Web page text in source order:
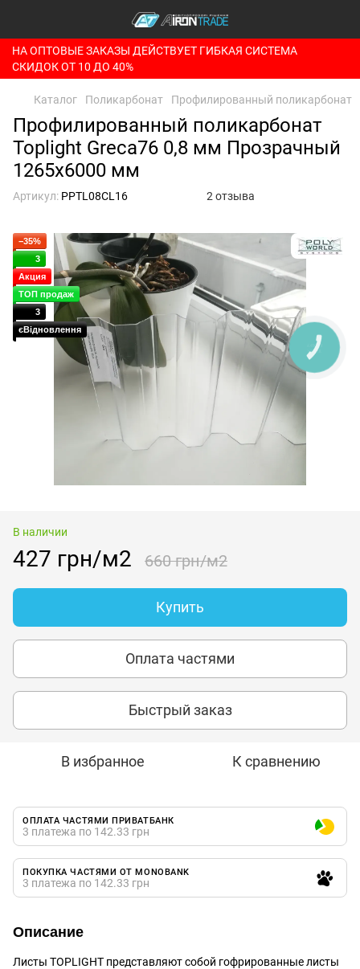
НА ОПТОВЫЕ ЗАКАЗЫ ДЕЙСТВУЕТ ГИБКАЯ СИСТЕМА
СКИДОК ОТ 10 ДО 40%
Каталог Поликарбонат Профилированный поликарбонат
Профилированный поликарбонат
Toplight Greca76 0,8 мм Прозрачный
1265x6000 мм
Артикул: PPTL08CL16 2 отзыва
−35%
3
Акция
ТОП продаж
3
єВідновлення
В наличии
427 грн/м2 660 грн/м2
Купить
Оплата частями
Быстрый заказ
В избранное К сравнению
ОПЛАТА ЧАСТЯМИ ПРИВАТБАНК
3 платежа по 142.33 грн
ПОКУПКА ЧАСТЯМИ ОТ MONOBANK
3 платежа по 142.33 грн
Описание
Листы TOPLIGHT представляют собой гофрированные листы
КНОПКА
ЗВ'ЯЗКУ